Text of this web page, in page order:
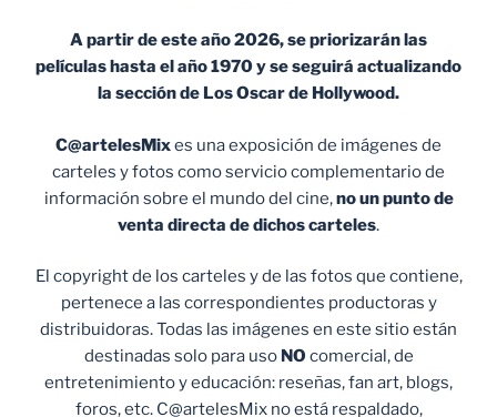
A partir de este año 2026, se priorizarán las
películas hasta el año 1970 y se seguirá actualizando
la sección de Los Oscar de Hollywood.
C@artelesMixes una exposición de imágenes de
carteles y fotos como servicio complementario de
información sobre el mundo del cine,no un punto de
venta directa de dichos carteles.
El copyright de los carteles y de las fotos que contiene,
pertenece a las correspondientes productoras y
distribuidoras. Todas las imágenes en este sitio están
destinadas solo para uso NO comercial, de
entretenimiento y educación: reseñas, fan art, blogs,
foros, etc. C@artelesMix no está respaldado,